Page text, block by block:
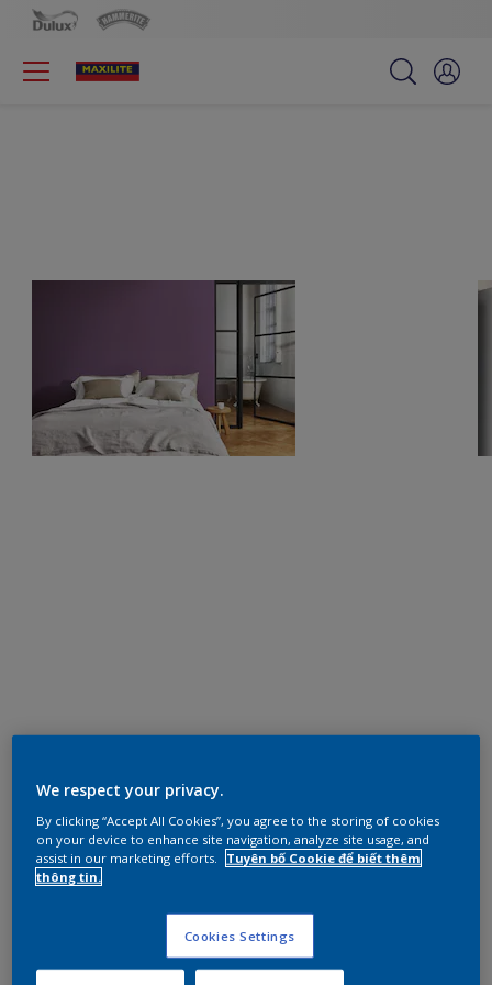
We respect your privacy.
By clicking “Accept All Cookies”, you agree to the storing of cookies
on your device to enhance site navigation, analyze site usage, and
assist in our marketing efforts.
Tuyên bố Cookie để biết thêm
thông tin.
Cookies Settings